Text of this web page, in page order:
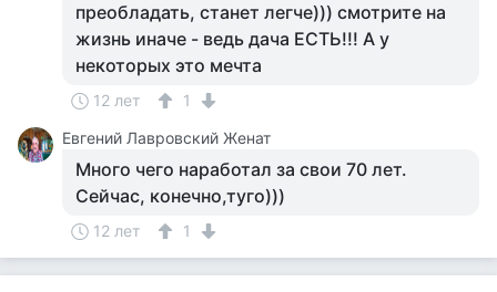
преобладать, станет легче))) смотрите на
жизнь иначе - ведь дача ЕСТЬ!!! А у
некоторых это мечта
12 лет
1
Евгений Лавровский Женат
Много чего наработал за свои 70 лет.
Сейчас, конечно,туго)))
12 лет 1